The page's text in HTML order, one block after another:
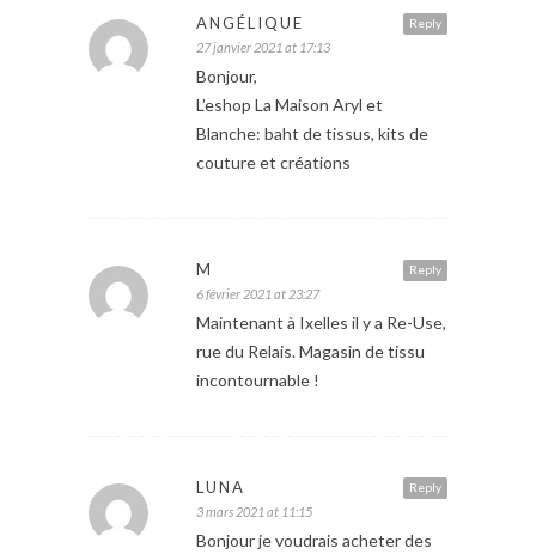
Reply
ANGÉLIQUE
27 janvier 2021 at 17:13
Bonjour,
L’eshop La Maison Aryl et
Blanche: baht de tissus, kits de
couture et créations
Reply
M
6 février 2021 at 23:27
Maintenant à Ixelles il y a Re-Use,
rue du Relais. Magasin de tissu
incontournable !
Reply
LUNA
3 mars 2021 at 11:15
Bonjour je voudrais acheter des